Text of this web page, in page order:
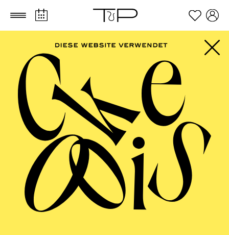
Zum Hauptinhalt springen Zum Footer springen